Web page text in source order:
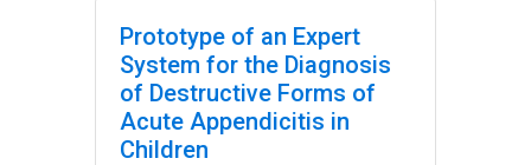
Prototype of an Expert
System for the Diagnosis
of Destructive Forms of
Acute Appendicitis in
Children